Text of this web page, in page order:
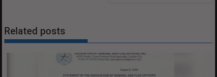
Related posts